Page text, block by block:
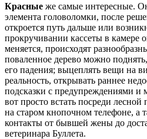
Красные же самые интересные.
элемента головоломки, после
откроется путь дальше или
прокручивании кассеты в камере
меняется, происходят
поваленное дерево можно
его падения; выцеплять вещи на
реальность, открывать раннее
подсказки с предупреждениями
вот просто встать посреди
на старом кнопочном телефоне, а
контакты от бывшей жены до
ветеринара Буллета.